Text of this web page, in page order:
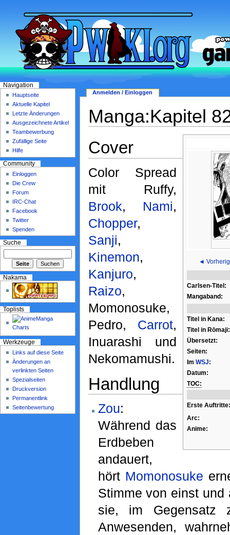
Manga:Kapitel
◄
Carlsen-Titel:
Mangaband:
Titel in Kana:
Titel in Rōmaji:
Übersetzt:
Seiten:
Im WSJ:
Datum:
TOC:
Erste Auftritte:
Arc:
Anime:
Cover
Color Spread
mit Ruffy,
Brook, Nami,
Chopper,
Sanji,
Kinemon,
Kanjuro,
Raizo,
Momonosuke,
Pedro, Carrot,
Inuarashi und
Nekomamushi.
Handlung
Zou:
Während das
Erdbeben
andauert,
hört Momonosuke
Stimme von einst
sie, im Gegensatz
Anwesenden,
Anmelden / Einloggen
Navigation
Hauptseite
Aktuelle Kapitel
Letzte Änderungen
Ausgezeichnete Artikel
Teambewerbung
Zufällige Seite
Hilfe
Community
Einloggen
Die Crew
Forum
IRC-Chat
Facebook
Twitter
Spenden
Suche
Nakama
Toplists
Werkzeuge
Links auf diese Seite
Änderungen an
verlinkten Seiten
Spezialseiten
Druckversion
Permanentlink
Seitenbewertung